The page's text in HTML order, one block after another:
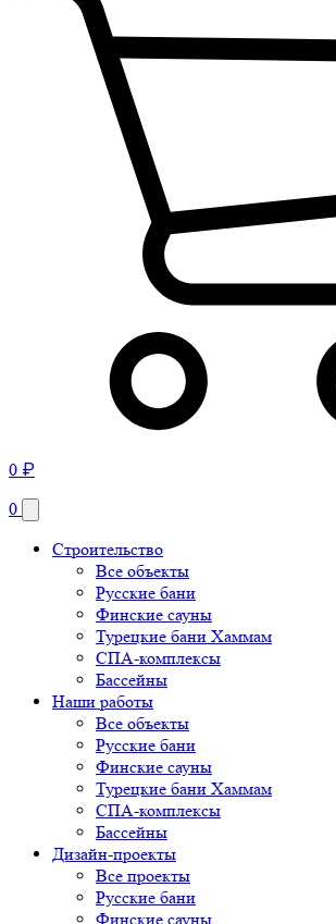
0 ₽
0
Строительство
Все объекты
Русские бани
Финские сауны
Турецкие бани Хаммам
СПА-комплексы
Бассейны
Наши работы
Все объекты
Русские бани
Финские сауны
Турецкие бани Хаммам
СПА-комплексы
Бассейны
Дизайн-проекты
Все проекты
Русские бани
Финские сауны